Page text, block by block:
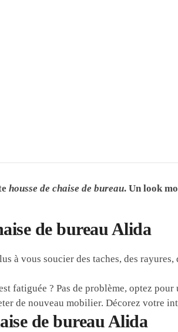
housse de chaise de bureau. Un look
de bureau Alida
à vous soucier des taches, des
fatiguée ? Pas de problème, optez
de nouveau mobilier. Décorez votre
de bureau Alida